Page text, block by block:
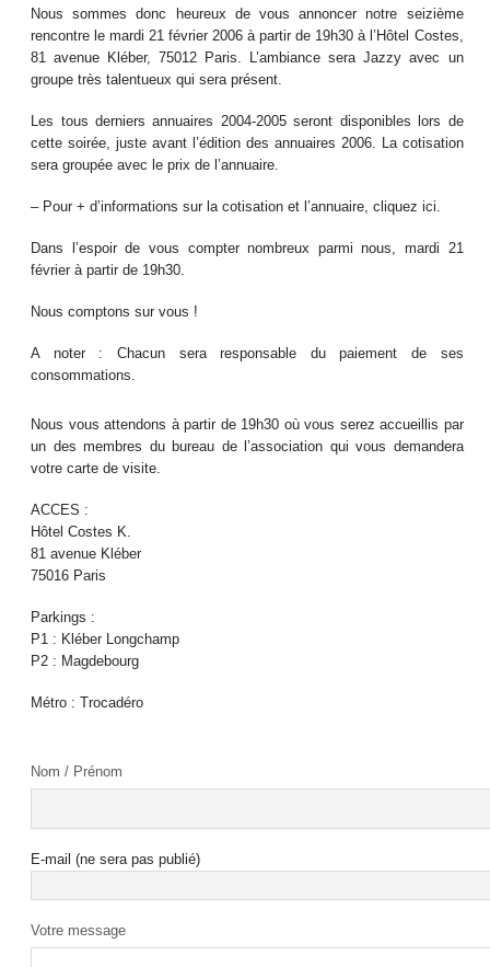
Nous sommes donc heureux de vous annoncer notre seizième
rencontre le mardi 21 février 2006 à partir de 19h30 à l’Hôtel Costes,
81 avenue Kléber, 75012 Paris. L’ambiance sera Jazzy avec un
groupe très talentueux qui sera présent.
Les tous derniers annuaires 2004-2005 seront disponibles lors de
cette soirée, juste avant l’édition des annuaires 2006. La cotisation
sera groupée avec le prix de l’annuaire.
– Pour + d’informations sur la cotisation et l’annuaire, cliquez ici.
Dans l’espoir de vous compter nombreux parmi nous, mardi 21
février à partir de 19h30.
Nous comptons sur vous !
A noter : Chacun sera responsable du paiement de ses
consommations.
Nous vous attendons à partir de 19h30 où vous serez accueillis par
un des membres du bureau de l’association qui vous demandera
votre carte de visite.
ACCES :
Hôtel Costes K.
81 avenue Kléber
75016 Paris
Parkings :
P1 : Kléber Longchamp
P2 : Magdebourg
Métro : Trocadéro
Nom / Prénom
E-mail (ne sera pas publié)
Votre message